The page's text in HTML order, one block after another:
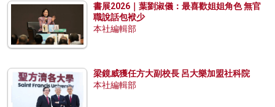
書展2026｜葉劉淑儀：最喜歡姐姐角色 無官
職說話包袱少
本社編輯部
梁鏡威獲任方大副校長 呂大樂加盟社科院
本社編輯部